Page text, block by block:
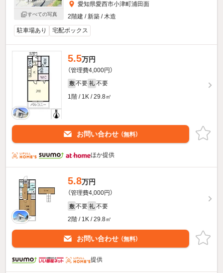
すべての写真
愛知県愛西市小津町浦田面
2階建 / 新築 / 木造
駐車場あり
宅配ボックス
5.5万円
（管理費4,000円）
敷 不要 礼 不要
1階 / 1K / 29.8㎡
お問い合わせ （無料）
ほか提供
5.8万円
（管理費4,000円）
敷 不要 礼 不要
2階 / 1K / 29.8㎡
お問い合わせ （無料）
提供